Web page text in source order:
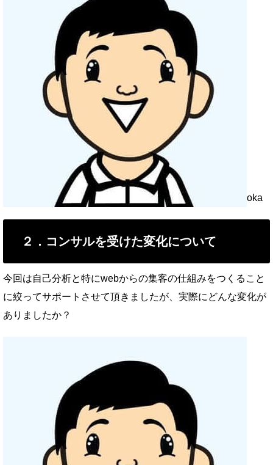
oka
２．コンサルを受けた変化について
今回は自己分析と特にwebからの集客の仕組みをつくること
に絞ってサポートさせて頂きましたが、実際にどんな変化が
ありましたか？